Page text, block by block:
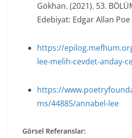
Gökhan. (2021). 53.
Edebiyat: Edgar Allan
https://
lee-melih-cevdet-anday-
https://
ms/44885/annabel-lee
Görsel Referanslar: